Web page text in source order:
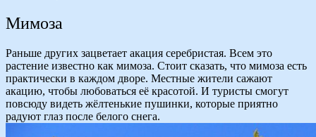
Мимоза
Раньше других зацветает акация серебристая. Всем это
растение известно как мимоза. Стоит сказать, что мимоза есть
практически в каждом дворе. Местные жители сажают
акацию, чтобы любоваться её красотой. И туристы смогут
повсюду видеть жёлтенькие пушинки, которые приятно
радуют глаз после белого снега.